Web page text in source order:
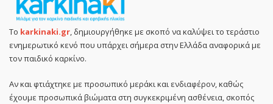
Το karkinaki.gr, δημιουργήθηκε με σκοπό να καλύψει το τεράστιο
ενημερωτικό κενό που υπάρχει σήμερα στην Ελλάδα αναφορικά με
τον παιδικό καρκίνο.
Αν και φτιάχτηκε με προσωπικό μεράκι και ενδιαφέρον, καθώς
έχουμε προσωπικά βιώματα στη συγκεκριμένη ασθένεια, σκοπός